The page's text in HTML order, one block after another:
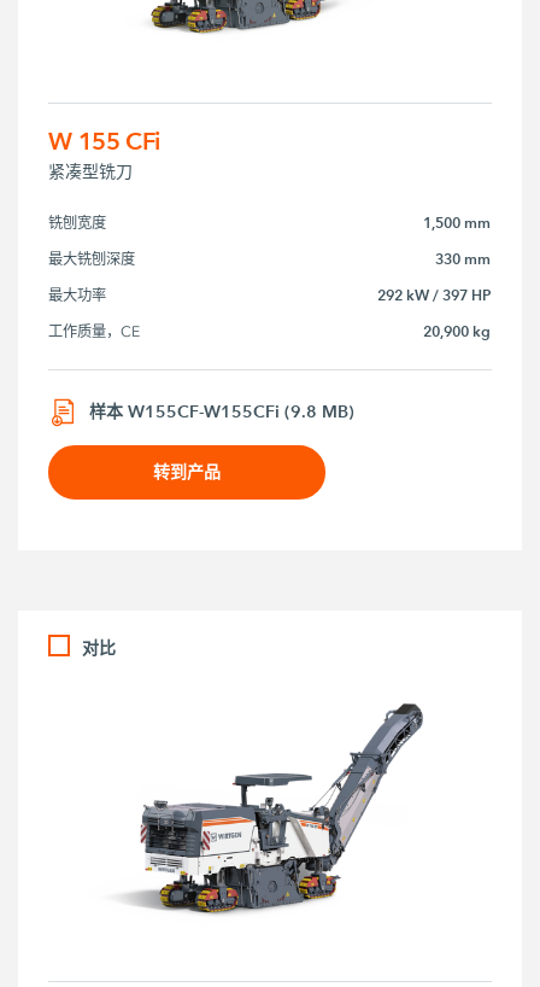
W 155 CFi
紧凑型铣刀
铣刨宽度 1,500 mm
最大铣刨深度 330 mm
最大功率 292 kW / 397 HP
工作质量，CE 20,900 kg
样本 W155CF-W155CFi (9.8 MB)
转到产品
对比